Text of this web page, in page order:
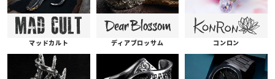
マッドカルト ディアブロッサム コンロン